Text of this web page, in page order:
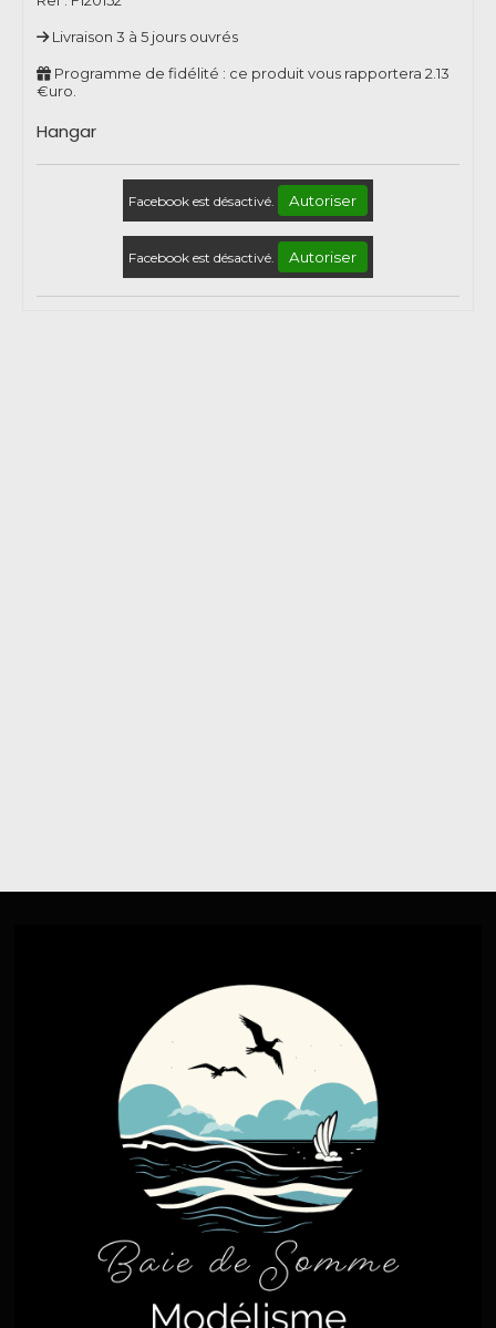
Livraison 3 à 5 jours ouvrés
Programme de fidélité : ce produit vous rapportera 2.13
€uro.
Hangar
Facebook est désactivé. Autoriser
Facebook est désactivé. Autoriser